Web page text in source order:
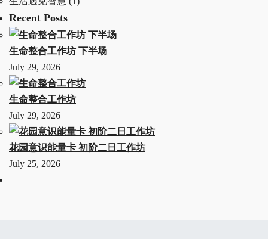
Recent Posts
生命整合工作坊 下半场
July 29, 2026
生命整合工作坊
July 29, 2026
花园意识能量卡 初阶二日工作坊
July 25, 2026